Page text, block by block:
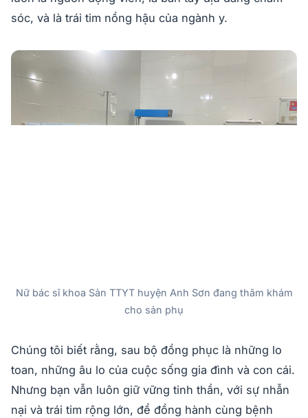
sóc, và là trái tim nồng hậu của ngành y.
Nữ bác sĩ khoa Sản TTYT huyện Anh Sơn đang thăm khám
cho sản phụ
Chúng tôi biết rằng, sau bộ đồng phục là những lo
toan, những âu lo của cuộc sống gia đình và con cái.
Nhưng bạn vẫn luôn giữ vững tinh thần, với sự nhẫn
nại và trái tim rộng lớn, để đồng hành cùng bệnh